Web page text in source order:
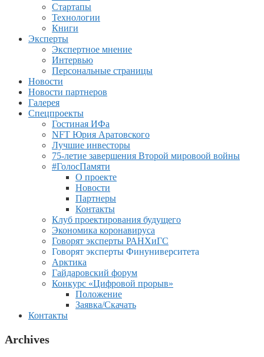
Стартапы
Технологии
Книги
Эксперты
Экспертное мнение
Интервью
Персональные страницы
Новости
Новости партнеров
Галерея
Спецпроекты
Гостиная ИФа
NFT Юрия Аратовского
Лучшие инвесторы
75-летие завершения Второй мировоой войны
#ГолосПамяти
О проекте
Новости
Партнеры
Контакты
Клуб проектирования будущего
Экономика коронавируса
Говорят эксперты РАНХиГС
Говорят эксперты Финуниверситета
Арктика
Гайдаровский форум
Конкурс «Цифровой прорыв»
Положение
Заявка/Скачать
Контакты
Archives